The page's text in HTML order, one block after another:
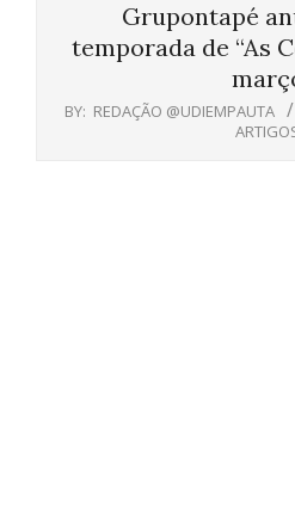
Grupontapé
temporada de “As
BY: REDAÇÃO @UDIEMPAUTA